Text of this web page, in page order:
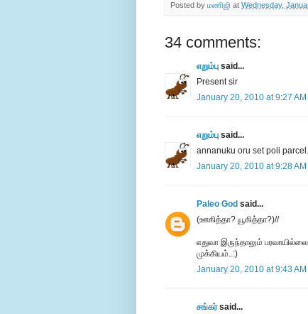
Posted by மணிஜி at Wednesday,
34 comments:
எறும்பு said...
Present sir
January 20, 2010 at 9:27 AM
எறும்பு said...
annanuku oru set poli
January 20, 2010 at 9:28 AM
Paleo God said...
(ஊகித்தா? யூகித்தா?)//
எதுவா இருந்தாலும்
முக்கியம்..:)
January 20, 2010 at 9:43 AM
சங்கர்said...